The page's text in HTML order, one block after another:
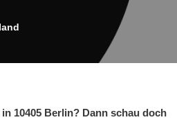
10405 Berlin? Dann schau doch